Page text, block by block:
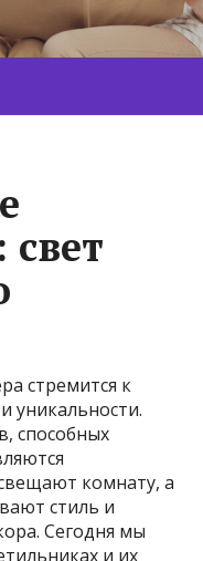
стремится к
уникальности.
способных
комнату, а
стиль и
Сегодня мы
и их